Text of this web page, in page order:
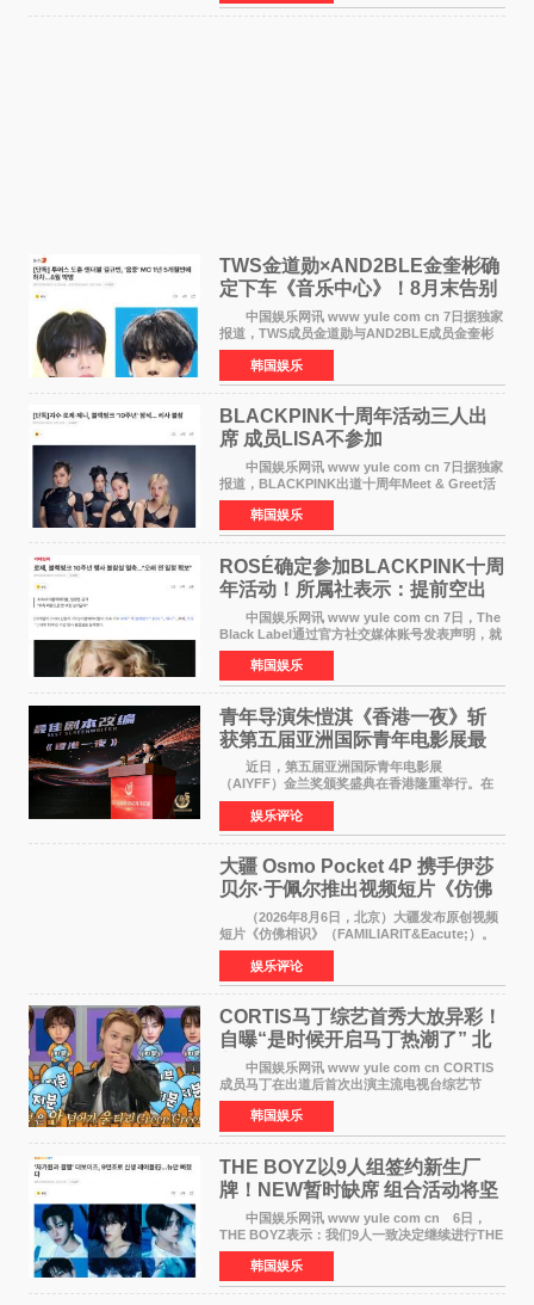
《逃出绝
TWS金道勋×AND2BLE金奎彬确
定下车《音乐中心》！8月末告别
MC席位
中国娱乐网讯 www yule com cn 7日据独家
报道，TWS成员金道勋与AND2BLE成员金奎彬
将于8月离开《音乐中心》MC的位置。 金道
勋与金奎彬于去年3月与H2H A-NA一起被选为
《音乐中心》MC，约1
韩国娱乐
BLACKPINK十周年活动三人出
席 成员LISA不参加
中国娱乐网讯 www yule com cn 7日据独家
报道，BLACKPINK出道十周年Meet & Greet活
动将由智秀、ROS&Eacute;、JENNIE出席，
LISA将缺席。 此前BLACKPINK所属社YG并
未为组合出道十周年做
韩国娱乐
ROSÉ确定参加BLACKPINK十周
年活动！所属社表示：提前空出
了时间
中国娱乐网讯 www yule com cn 7日，The
Black Label通过官方社交媒体账号发表声明，就
近期网络上关于ROS&Eacute;个人行程及是否参
加BLACKPINK出道纪念活动的种种猜测作出正
式回应。 Th
韩国娱乐
青年导演朱愷淇《香港一夜》斩
获第五届亚洲国际青年电影展最
佳剧本改编奖
近日，第五届亚洲国际青年电影展
（AIYFF）金兰奖颁奖盛典在香港隆重举行。在
这场汇聚数百位海内外电影人、文化界人士及媒
体代表的亚洲青年影视盛会上，香港本土电影
《香港一夜》（Dawn in Ho
娱乐评论
大疆 Osmo Pocket 4P 携手伊莎
贝尔·于佩尔推出视频短片《仿佛
相识》
（2026年8月6日，北京）大疆发布原创视频
短片《仿佛相识》（FAMILIARIT&Eacute;）。
视频短片由戛纳国际电影节最佳女演员伊莎贝尔·
于佩尔（Isabelle Huppert）主演，全程使用大
疆首款双主摄口
娱乐评论
CORTIS马丁综艺首秀大放异彩！
自曝“是时候开启马丁热潮了” 北
美巡演火热进行中
中国娱乐网讯 www yule com cn CORTIS
成员马丁在出道后首次出演主流电视台综艺节
目，展现了多才多艺的魅力。 马丁出演了5日
播出的MBC《Radio Star》Fashion与Passion
之间，I&lsquo;m
韩国娱乐
THE BOYZ以9人组签约新生厂
牌！NEW暂时缺席 组合活动将坚
定不移继续
中国娱乐网讯 www yule com cn 6日，
THE BOYZ表示：我们9人一致决定继续进行THE
BOYZ组合活动，并且已经完成了组合团体活动
签约。目前正在新生厂牌下进行活动准备。尚未
离开THE BOYZ原所
韩国娱乐